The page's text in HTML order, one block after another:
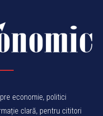
economie, politici
clară, pentru cititori